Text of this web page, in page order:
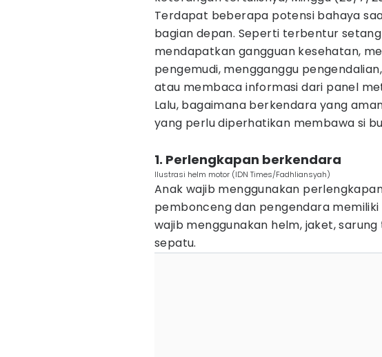
Terdapat beberapa potensi bahaya
bagian depan. Seperti terbentur
mendapatkan gangguan kesehatan,
pengemudi, mengganggu
atau membaca informasi dari panel
Lalu, bagaimana berkendara yang
yang perlu diperhatikan membawa si
1. Perlengkapan berkendara
Ilustrasi helm motor (IDN Times/Fadhliansyah)
Anak wajib menggunakan
pembonceng dan pengendara memiliki
wajib menggunakan helm, jaket,
sepatu.